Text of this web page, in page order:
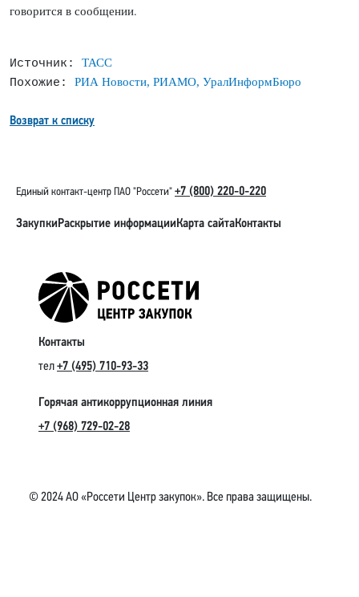
говорится в сообщении.
Источник: ТАСС
Похожие: РИА Новости, РИАМО, УралИнформБюро
Возврат к списку
Единый контакт-центр ПАО "Россети" +7 (800) 220-0-220
ЗакупкиРаскрытие информацииКарта сайтаКонтакты
Контакты
тел+7 (495) 710-93-33
Горячая антикоррупционная линия
+7 (968) 729-02-28
© 2024 АО «Россети Центр закупок». Все права защищены.